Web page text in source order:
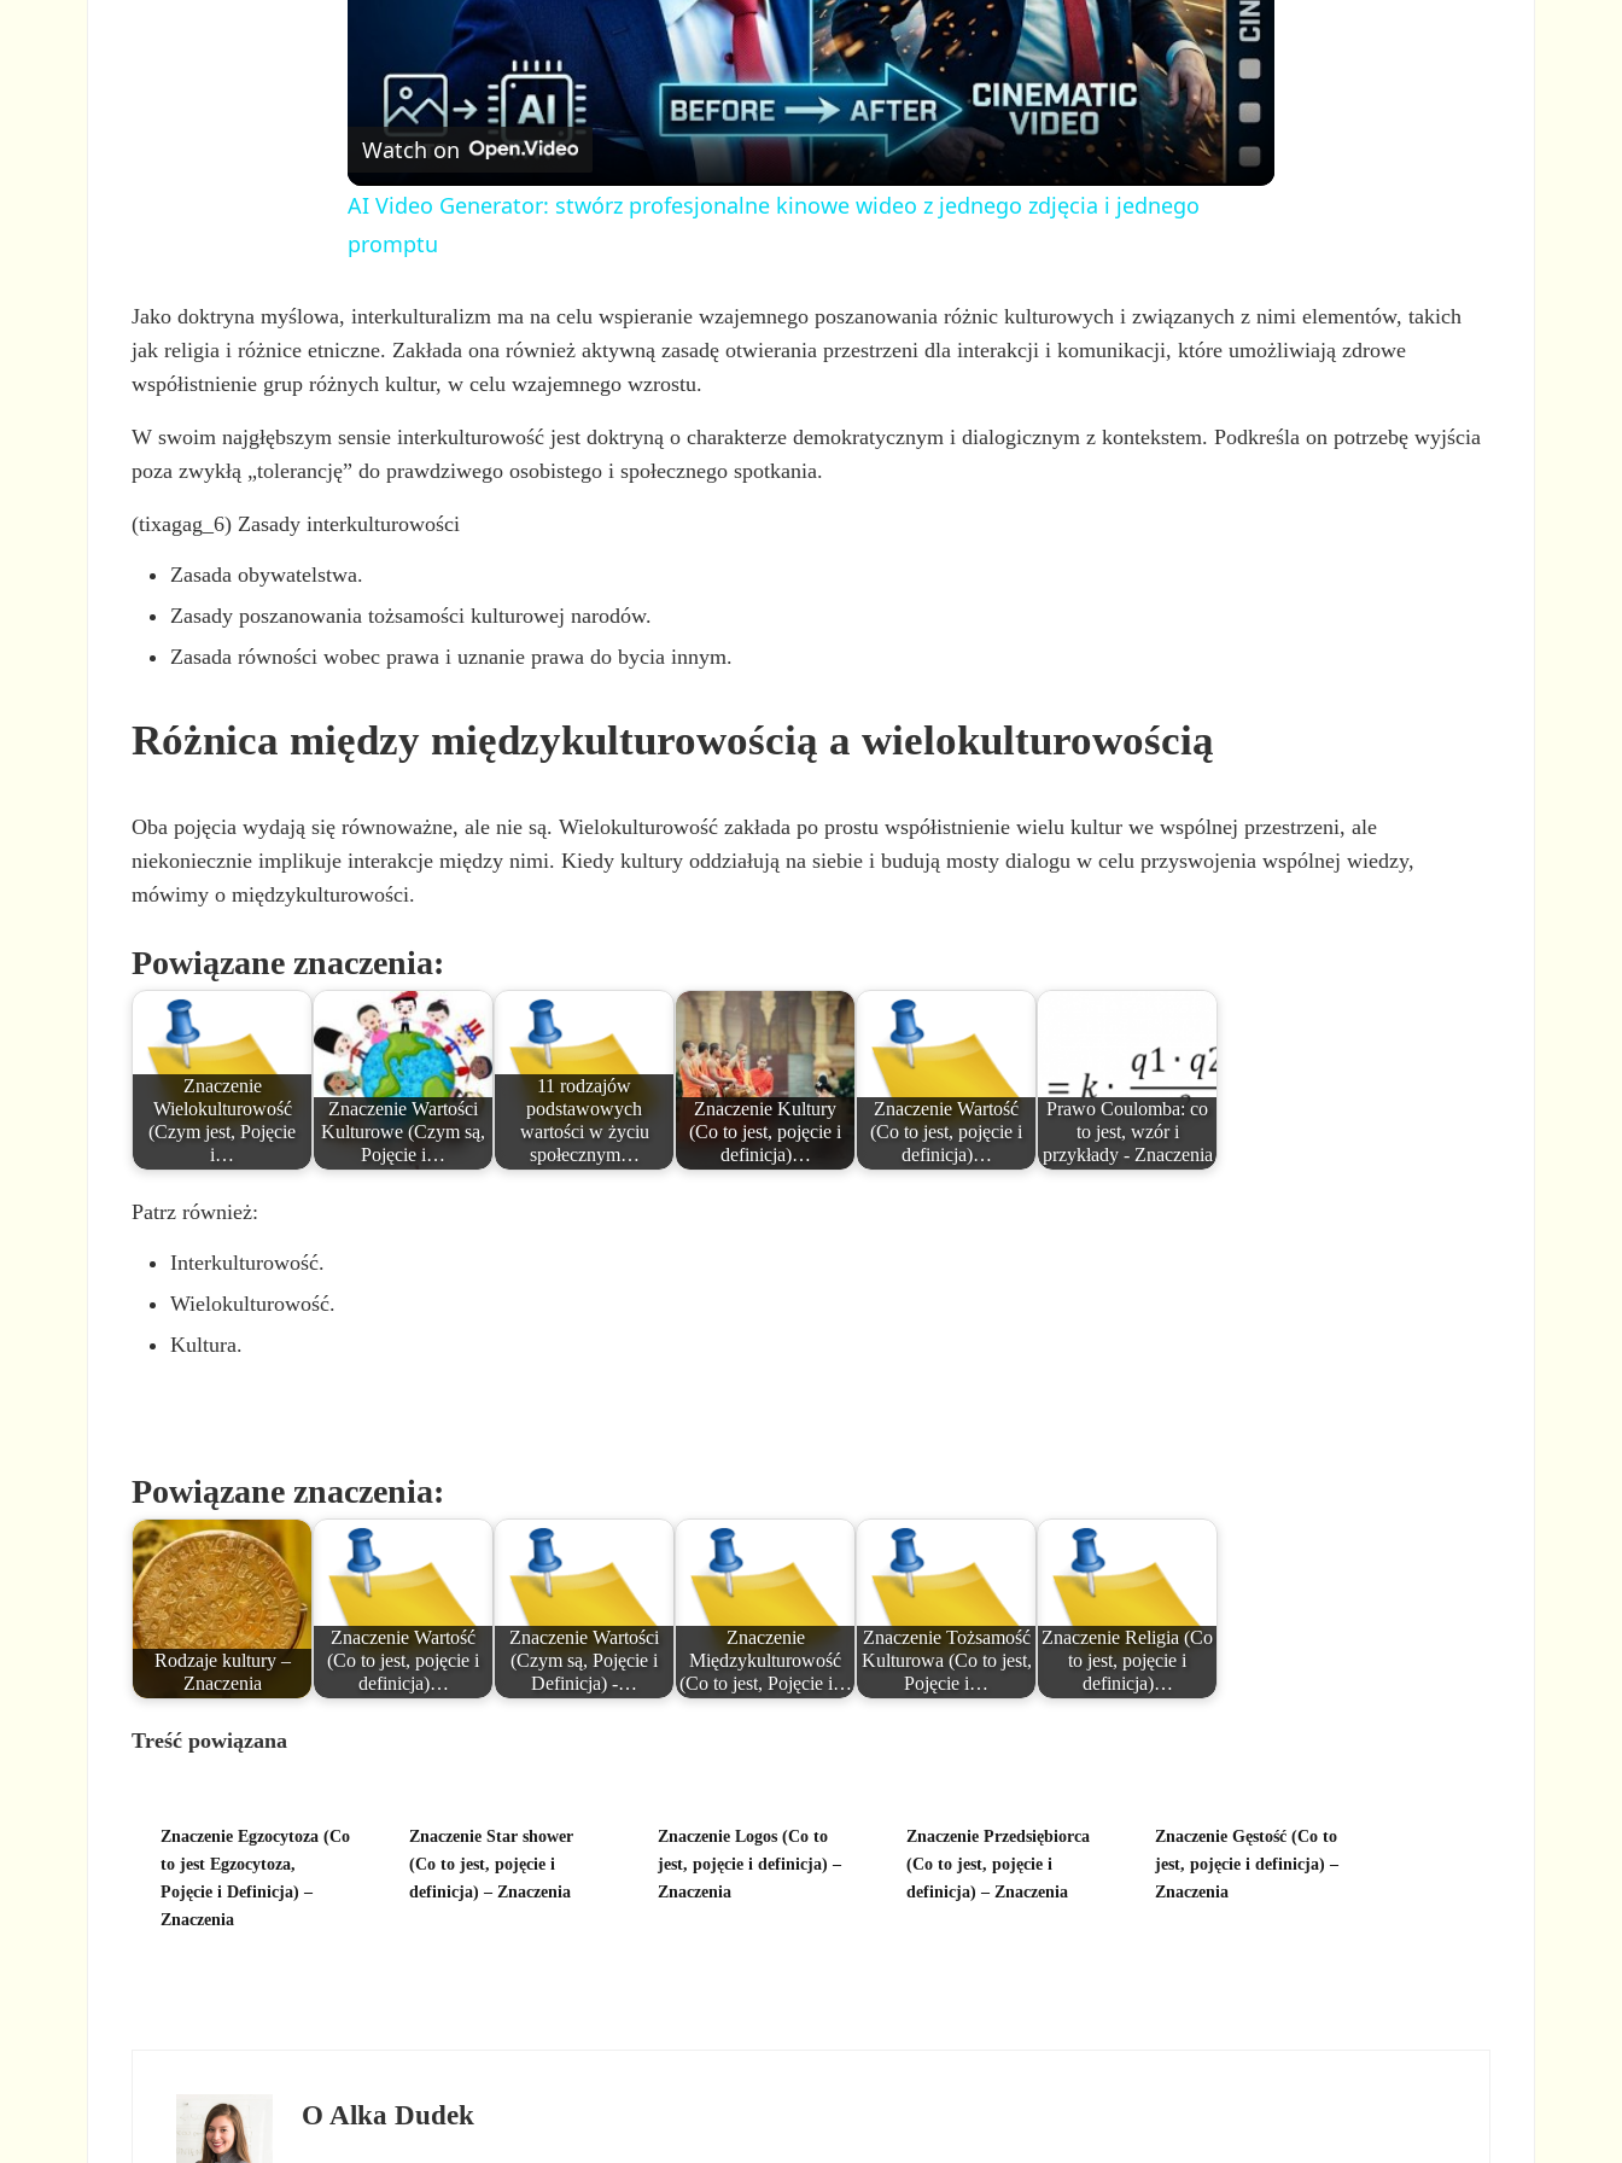
l
a
y
i
e
Watch on
AI Video Generator: stwórz profesjonalne kinowe wideo z jednego zdjęcia i jednego
promptu
Jako doktryna myślowa, interkulturalizm ma na celu wspieranie wzajemnego poszanowania różnic kulturowych i związanych z nimi elementów, takich
jak religia i różnice etniczne. Zakłada ona również aktywną zasadę otwierania przestrzeni dla interakcji i komunikacji, które umożliwiają zdrowe
współistnienie grup różnych kultur, w celu wzajemnego wzrostu.
W swoim najgłębszym sensie interkulturowość jest doktryną o charakterze demokratycznym i dialogicznym z kontekstem. Podkreśla on potrzebę wyjścia
poza zwykłą „tolerancję” do prawdziwego osobistego i społecznego spotkania.
(tixagag_6) Zasady interkulturowości
Zasada obywatelstwa.
Zasady poszanowania tożsamości kulturowej narodów.
Zasada równości wobec prawa i uznanie prawa do bycia innym.
Różnica między międzykulturowością a wielokulturowością
Oba pojęcia wydają się równoważne, ale nie są. Wielokulturowość zakłada po prostu współistnienie wielu kultur we wspólnej przestrzeni, ale
niekoniecznie implikuje interakcje między nimi. Kiedy kultury oddziałują na siebie i budują mosty dialogu w celu przyswojenia wspólnej wiedzy,
mówimy o międzykulturowości.
Powiązane znaczenia:
Znaczenie
Wielokulturowość
(Czym jest, Pojęcie
i…
Znaczenie Wartości
Kulturowe (Czym są,
Pojęcie i…
11 rodzajów
podstawowych
wartości w życiu
społecznym…
Znaczenie Kultury
(Co to jest, pojęcie i
definicja)…
Znaczenie Wartość
(Co to jest, pojęcie i
definicja)…
Prawo Coulomba: co
to jest, wzór i
przykłady - Znaczenia
Patrz również:
Interkulturowość.
Wielokulturowość.
Kultura.
Powiązane znaczenia:
Rodzaje kultury –
Znaczenia
Znaczenie Wartość
(Co to jest, pojęcie i
definicja)…
Znaczenie Wartości
(Czym są, Pojęcie i
Definicja) -…
Znaczenie
Międzykulturowość
(Co to jest, Pojęcie i…
Znaczenie Tożsamość
Kulturowa (Co to jest,
Pojęcie i…
Znaczenie Religia (Co
to jest, pojęcie i
definicja)…
Treść powiązana
Znaczenie Egzocytoza (Co
to jest Egzocytoza,
Pojęcie i Definicja) –
Znaczenia
Znaczenie Star shower
(Co to jest, pojęcie i
definicja) – Znaczenia
Znaczenie Logos (Co to
jest, pojęcie i definicja) –
Znaczenia
Znaczenie Przedsiębiorca
(Co to jest, pojęcie i
definicja) – Znaczenia
Znaczenie Gęstość (Co to
jest, pojęcie i definicja) –
Znaczenia
OAlka Dudek